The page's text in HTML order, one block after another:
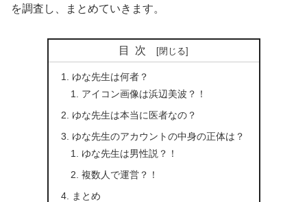
を調査し、まとめていきます。
目次
ゆな先生は何者？
アイコン画像は浜辺美波？！
ゆな先生は本当に医者なの？
ゆな先生のアカウントの中身の正体は？
ゆな先生は男性説？！
複数人で運営？！
まとめ